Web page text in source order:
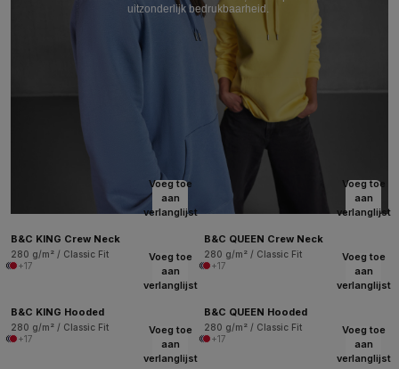
uitzonderlijk bedrukbaarheid.
Voeg toe
aan
verlanglijst
B&C KING Crew Neck
280 g/m² / Classic Fit
+17
Voeg toe
aan
verlanglijst
B&C QUEEN Crew Neck
280 g/m² / Classic Fit
+17
Voeg toe
aan
verlanglijst
B&C KING Hooded
280 g/m² / Classic Fit
+17
Voeg toe
aan
verlanglijst
B&C QUEEN Hooded
280 g/m² / Classic Fit
+17
Voeg toe
aan
verlanglijst
Voeg toe
aan
verlanglijst